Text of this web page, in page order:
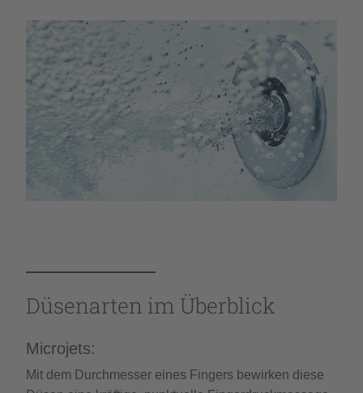
Düsenarten im Überblick
Microjets:
Mit dem Durchmesser eines Fingers bewirken diese